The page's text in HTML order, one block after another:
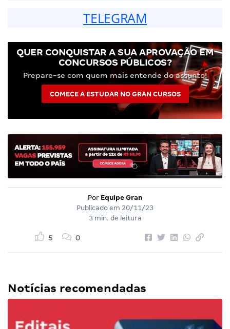
TELEGRAM
QUER CONQUISTAR A SUA APROVAÇÃO EM
CONCURSOS PÚBLICOS?
Prepare-se com quem mais entende do assunto!
COMECE A ESTUDAR NO GRAN CURSOS
Por Equipe Gran
Publicado em 20/11/23
3 min. de leitura
5 0
Notícias recomendadas